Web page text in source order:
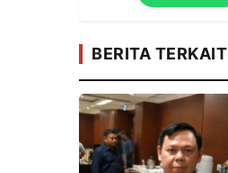
BERITA TERKAIT